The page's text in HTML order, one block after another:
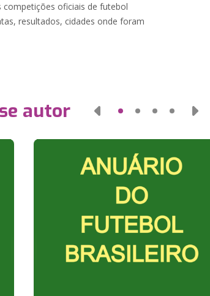
competições oficiais de futebol
resultados, cidades onde foram
autor